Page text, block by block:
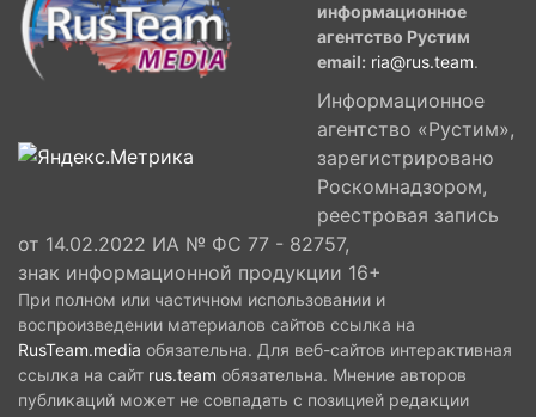
информационное
агентство Рустим
email: ria@rus.team.
Информационное
агентство «Рустим»,
зарегистрировано
Роскомнадзором,
реестровая запись
от 14.02.2022 ИА № ФС 77 - 82757,
знак информационной продукции 16+
При полном или частичном использовании и
воспроизведении материалов сайтов ссылка на
RusTeam.media обязательна. Для веб-сайтов интерактивная
ссылка на сайт rus.team обязательна. Мнение авторов
публикаций может не совпадать с позицией редакции